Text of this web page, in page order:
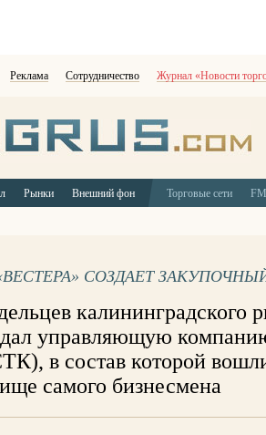
Реклама Сотрудничество Журнал «Новости
Рынки Внешний фон Торговые сети
СОЗДАЕТ
калининградского
управляющую
в состав которой
самого бизнесмена